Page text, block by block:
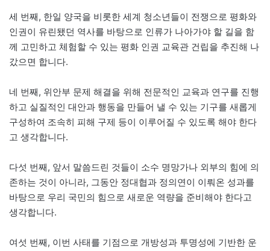
세 번째, 한일 양국을 비롯한 세계 청소년들이 전쟁으로 평화와
인권이 유린됐던 역사를 바탕으로 인류가 나아가야 할 길을 함
께 고민하고 체험할 수 있는 평화 인권 교육관 건립을 추진해 나
갔으면 합니다.
네 번째, 위안부 문제 해결을 위해 전문적인 교육과 연구를 진행
하고 실질적인 대안과 행동을 만들어 낼 수 있는 기구를 새롭게
구성하여 조속히 피해 구제 등이 이루어질 수 있도록 해야 한다
고 생각합니다.
다섯 번째, 앞서 말씀드린 것들이 소수 명망가나 외부의 힘에 의
존하는 것이 아니라, 그동안 정대협과 정의연이 이뤄온 성과를
바탕으로 우리 국민의 힘으로 새로운 역량을 준비해야 한다고
생각합니다.
여섯 번째, 이번 사태를 기점으로 개방성과 투명성에 기반한 운